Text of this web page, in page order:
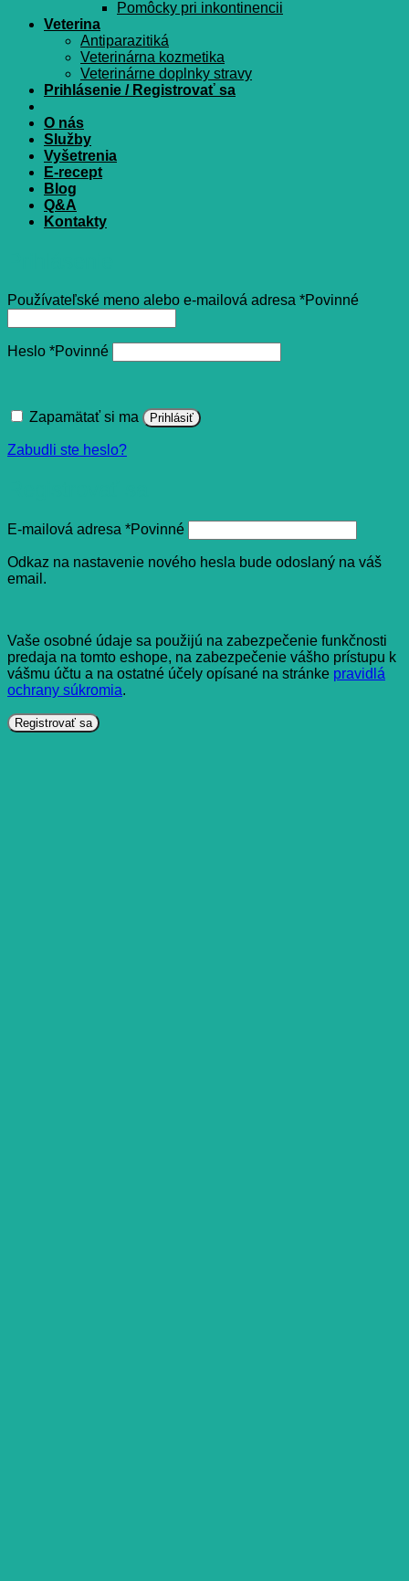
Pomôcky pri inkontinencii
Veterina
Antiparazitiká
Veterinárna kozmetika
Veterinárne doplnky stravy
Prihlásenie / Registrovať sa
O nás
Služby
Vyšetrenia
E-recept
Blog
Q&A
Kontakty
Používateľské meno alebo e-mailová adresa *Povinné
Heslo *Povinné
Zapamätať si ma Prihlásiť
Zabudli ste heslo?
E-mailová adresa *Povinné
Odkaz na nastavenie nového hesla bude odoslaný na váš
email.
Vaše osobné údaje sa použijú na zabezpečenie funkčnosti
predaja na tomto eshope, na zabezpečenie vášho prístupu k
vášmu účtu a na ostatné účely opísané na stránke pravidlá
ochrany súkromia.
Registrovať sa